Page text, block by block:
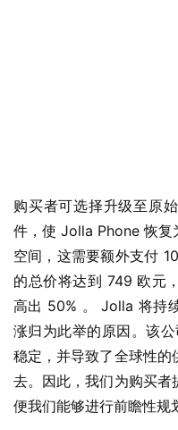
W
i
n
1
1
W
n
购买者可选择升级至原
件，使 Jolla Phone 恢复
空间，这需要额外支付
的总价将达到 749 欧元
高出 50% 。 Jolla 将持
涨归为此举的原因。该
稳定，并导致了全球性
去。因此，我们为购买者
便我们能够进行前瞻性规